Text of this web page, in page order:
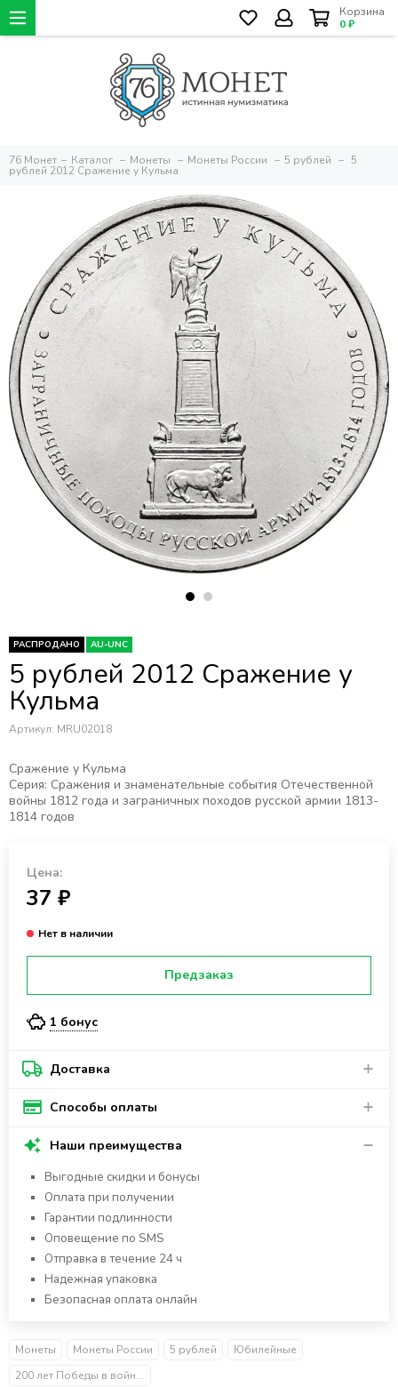
Корзина
0 ₽
76 Монет Каталог Монеты Монеты России 5 рублей 5
рублей 2012 Сражение у Кульма
РАСПРОДАНО AU-UNC
5 рублей 2012 Сражение у
Кульма
Артикул: MRU02018
Сражение у Кульма
Серия: Сражения и знаменательные события Отечественной
войны 1812 года и заграничных походов русской армии 1813-
1814 годов
Цена:
37 ₽
Предзаказ
1 бонус
Доставка
Способы оплаты
Наши преимущества
Выгодные скидки и бонусы
Оплата при получении
Гарантии подлинности
Оповещение по SMS
Отправка в течение 24 ч
Надежная упаковка
Безопасная оплата онлайн
Монеты Монеты России 5 рублей
Юбилейные
200 лет Победы в войне 1812 года